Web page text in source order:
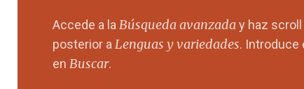
Accede a laBúsqueda avanzaday haz
posterior aLenguas y variedades. Introduce
en Buscar.